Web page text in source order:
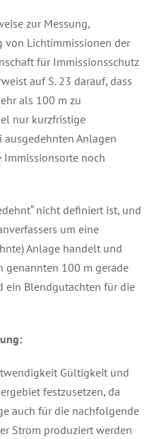
zur Messung,
Lichtimmissionen der
für Immissionsschutz
auf S. 23 darauf, dass
als 100 m zu
nur kurzfristige
Anlagen
noch
nicht definiert ist, und
um eine
Anlage handelt und
genannten 100 m gerade
ein Blendgutachten für die
Gültigkeit und
festzusetzen, da
auch für die nachfolgende
Strom produziert werden